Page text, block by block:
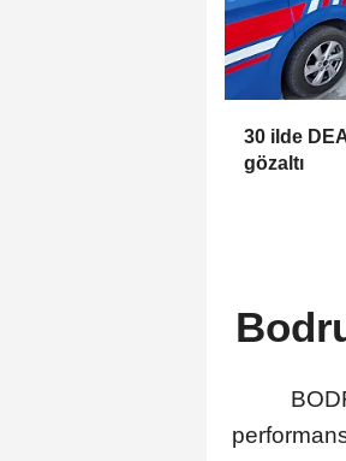
30 ilde
gözaltı